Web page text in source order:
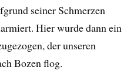
seiner Schmerzen
Hier wurde dann ein
der unseren
Bozen flog.